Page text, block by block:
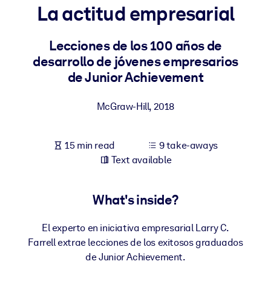
For LMS/LXP
Bring bite-sized, verified knowledge into your LMS/LXP for
learning results.
For AI Systems
La actitud empresarial
Lecciones de los 100 años de
desarrollo de jóvenes empresarios
de Junior Achievement
McGraw-Hill, 2018
15 min read
9 take-aways
Text available
What's inside?
El experto en iniciativa empresarial Larry C.
Farrell extrae lecciones de los exitosos graduados
de Junior Achievement.